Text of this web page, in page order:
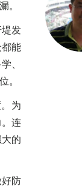
。
发
能
、
。
为
连
的
防